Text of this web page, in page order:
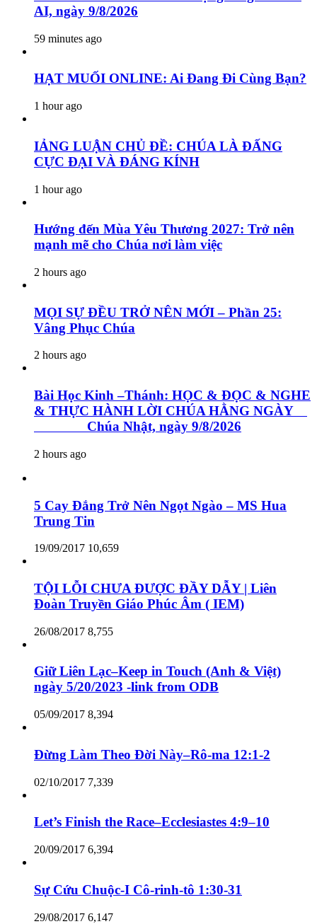
AI, ngày 9/8/2026
59 minutes ago
HẠT MUỐI ONLINE: Ai Đang Đi Cùng Bạn?
1 hour ago
IẢNG LUẬN CHỦ ĐỀ: CHÚA LÀ ĐẤNG
CỰC ĐẠI VÀ ĐÁNG KÍNH
1 hour ago
Hướng đến Mùa Yêu Thương 2027: Trở nên
mạnh mẽ cho Chúa nơi làm việc
2 hours ago
MỌI SỰ ĐỀU TRỞ NÊN MỚI – Phần 25:
Vâng Phục Chúa
2 hours ago
Bài Học Kinh –Thánh: HỌC & ĐỌC & NGHE
& THỰC HÀNH LỜI CHÚA HẰNG NGÀY
Chúa Nhật, ngày 9/8/2026
2 hours ago
5 Cay Đắng Trở Nên Ngọt Ngào – MS Hua
Trung Tin
19/09/2017 10,659
TỘI LỖI CHƯA ĐƯỢC ĐẦY DẪY | Liên
Đoàn Truyền Giáo Phúc Âm ( IEM)
26/08/2017 8,755
Giữ Liên Lạc–Keep in Touch (Anh & Việt)
ngày 5/20/2023 -link from ODB
05/09/2017 8,394
Đừng Làm Theo Đời Này–Rô-ma 12:1-2
02/10/2017 7,339
Let’s Finish the Race–Ecclesiastes 4:9–10
20/09/2017 6,394
Sự Cứu Chuộc-I Cô-rinh-tô 1:30-31
29/08/2017 6,147